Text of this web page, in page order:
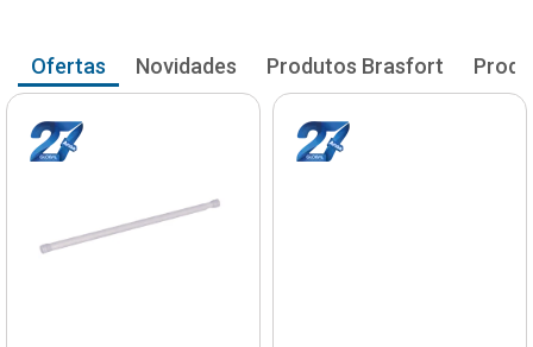
Ofertas Novidades Produtos Brasfort